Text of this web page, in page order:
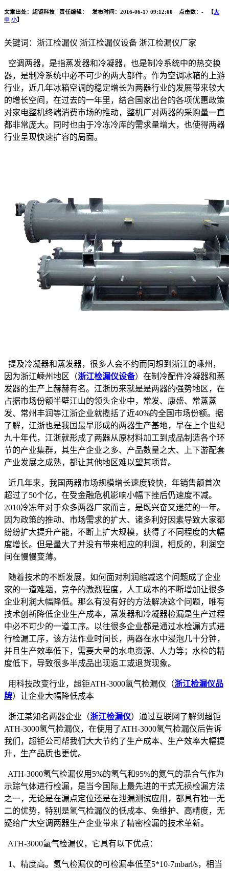
文章出处：超钜科技 责任编辑： 发布时间：2016-06-17 09:12:00 点击数： - 【大
中 小】
关键词：浙江检漏仪 浙江检漏仪设备 浙江检漏仪厂家
空调两器，是指蒸发器和冷凝器，也是制冷系统中的热交换
器，是制冷系统中必不可少的两大部件。作为空调冰箱的上游
行业，近几年冰箱空调的稳定增长为两器行业的发展带来较大
的增长空间，在过去的一年里，结合国家出台的各项优惠政策
对家电整机终端消费市场的推动，整机厂对两器的采购量一直
都非常庞大。同时也由于冷冻冷库的需求量增大，也使得两器
行业呈现快速扩容的局面。
提及冷凝器和蒸发器，很多人会不约而同想到浙江的嵊州，
因为浙江嵊州地区（浙江检漏仪设备）在制冷配件冷凝器和蒸
发器的生产上赫赫有名。江浙历来就是是两器的强势地区，在
占据市场份额半壁江山的领头企业中，常发、康盛、常蒸蒸
发、常州丰润等江浙企业就揽括了近40%的全国市场份额。据
了解，江浙也是我国最早形成的两器生产基地，早在上个世纪
九十年代，江浙就形成了两器从原材料加工到成品制造各个环
节的产业集群，其生产企业之多、产品数量之大、上下游配套
产业发展之成熟，都让其他地区难以望其项背。
近几年来，我国两器市场规模增长速度较快，年销售额首次
超过了50个亿，在受金融危机影响小幅下挫后仍速度不减。
2010冷冻年对于众多两器厂家而言，是既兴奋又迷茫的一年。
因为政策的推动、市场需求的扩大、诸多利好因素导致大家都
纷纷扩大提升产能，不断上扩大规模，获得了不同程度的大幅
度增长。但是量大了并没有带来相应的利润，相反的，利润空
间在慢慢变薄。
随着技术的不断发展，如何面对利润缩减这个问题成了企业
家的一道难题，竞争的激烈程度，人工成本的不断增加让很多
企业利润大幅降低。那么有没有好的方法解决这个问题，唯有
技术创新降低企业生产成本，蒸发器和冷凝器检漏是生产过程
中必不可少的一道工序。以往很多企业都是通过水检漏方式进
行检漏工序，该方法作业时间长，两器在水中浸泡几十分钟，
并且生产效率低下，需要大量的水电资源、人力等；水检的精
度低下，导致很多半成品出现返工或退货现象。
用科技改变行业，超钜ATH-3000氢气检漏仪（浙江检漏仪品
牌）让企业大幅降低成本
浙江某知名两器企业（浙江检漏仪）通过互联网了解到超钜
ATH-3000氢气检漏仪，在使用了ATH-3000氢气检漏仪后告诉
我们，超钜公司帮我们大大节约了生产成本、生产效率大幅提
升，生产品质也更优。
ATH-3000氢气检漏仪用5%的氢气和95%的氮气的混合气作为
示踪气体进行检漏，是当今国际上最先进的干式无损检漏方法
之一，无论是在漏点定位还是在泄漏测试应用，都具有独一无
二的优势，特别是氢气检漏仪的低成本、免维护、高精度，无
疑给广大空调两器生产企业带来了精密检漏的技术革新。
ATH-3000氢气检漏仪，它具有以下优点：
1、精度高。氢气检漏仪的可检漏率低至5*10-7mbarl/s，相当